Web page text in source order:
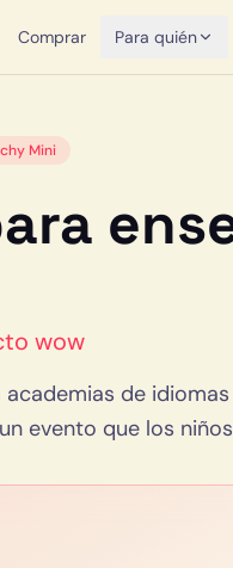
Comprar Para quién
Mini
wow
de
evento que los